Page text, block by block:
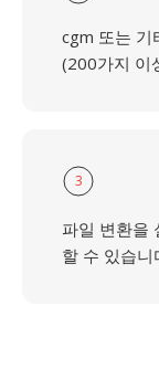
cgm 또는 기
(200가지 이
3
파일 변환을
할 수 있습니